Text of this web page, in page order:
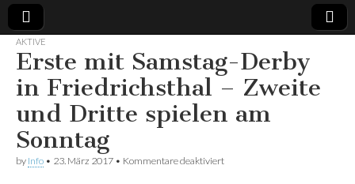
Spvgg.
Quierschied
Offizielle
Internetpräsenz
AKTIVE
Erste mit Samstag-Derby
in Friedrichsthal – Zweite
und Dritte spielen am
Sonntag
by Info • 23. März 2017 • Kommentare deaktiviertfür